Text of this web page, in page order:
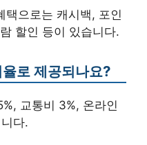
택으로는 캐시백, 포인
할인 등이 있습니다.
로 제공되나요?
교통비 3%, 온라인
다.